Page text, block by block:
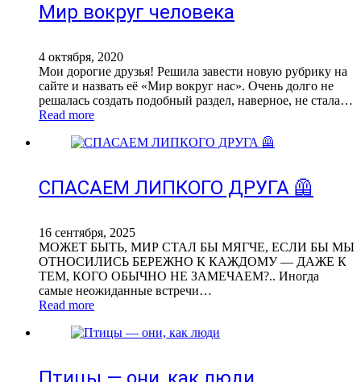
Мир вокруг человека
4 октября, 2020
Мои дорогие друзья! Решила завести новую рубрику на
сайте и назвать её «Мир вокруг нас». Очень долго не
решалась создать подобный раздел, наверное, не стала…
Read more
СПАСАЕМ ЛИПКОГО ДРУГА 🦺
16 сентября, 2025
МОЖЕТ БЫТЬ, МИР СТАЛ БЫ МЯГЧЕ, ЕСЛИ БЫ МЫ
ОТНОСИЛИСЬ БЕРЕЖНО К КАЖДОМУ — ДАЖЕ К
ТЕМ, КОГО ОБЫЧНО НЕ ЗАМЕЧАЕМ?.. Иногда
самые неожиданные встречи…
Read more